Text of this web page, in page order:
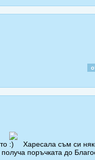
Харесала съм си
поръчката до